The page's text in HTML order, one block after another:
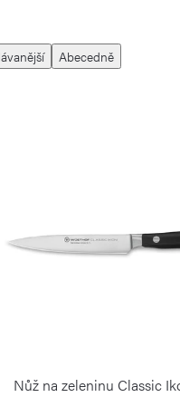
Abecedně
Nůž na zeleninu Classic